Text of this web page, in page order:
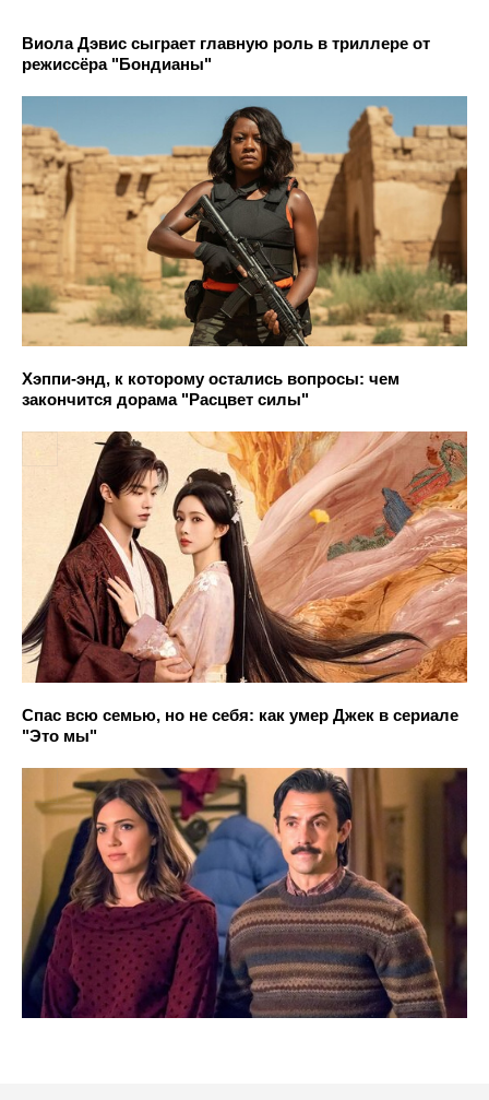
Виола Дэвис сыграет главную роль в триллере от
режиссёра "Бондианы"
Хэппи-энд, к которому остались вопросы: чем
закончится дорама "Расцвет силы"
Спас всю семью, но не себя: как умер Джек в сериале
"Это мы"